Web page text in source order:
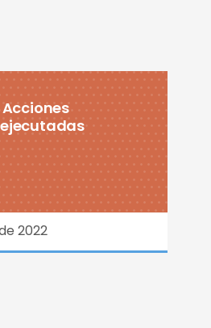
ejecutadas
2022